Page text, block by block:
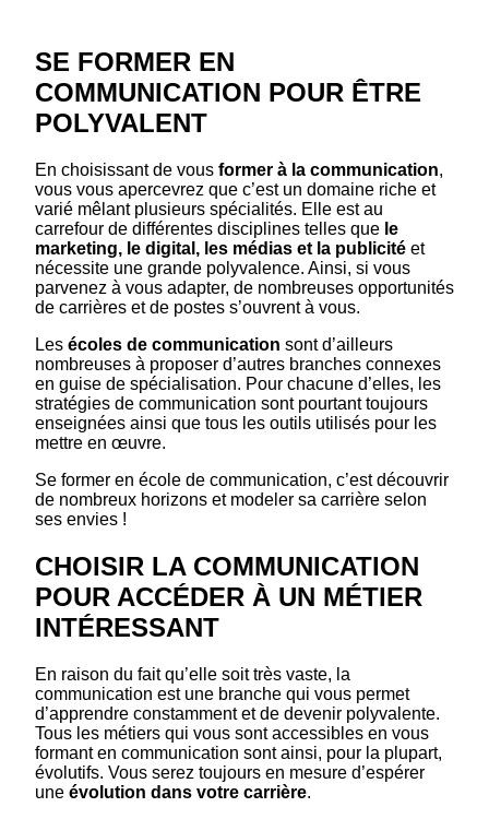
SE FORMER EN
COMMUNICATION POUR ÊTRE
POLYVALENT
En choisissant de vous former à la communication,
vous vous apercevrez que c’est un domaine riche et
varié mêlant plusieurs spécialités. Elle est au
carrefour de différentes disciplines telles que le
marketing, le digital, les médias et la publicité et
nécessite une grande polyvalence. Ainsi, si vous
parvenez à vous adapter, de nombreuses opportunités
de carrières et de postes s’ouvrent à vous.
Les écoles de communication sont d’ailleurs
nombreuses à proposer d’autres branches connexes
en guise de spécialisation. Pour chacune d’elles, les
stratégies de communication sont pourtant toujours
enseignées ainsi que tous les outils utilisés pour les
mettre en œuvre.
Se former en école de communication, c’est découvrir
de nombreux horizons et modeler sa carrière selon
ses envies !
CHOISIR LA COMMUNICATION
POUR ACCÉDER À UN MÉTIER
INTÉRESSANT
En raison du fait qu’elle soit très vaste, la
communication est une branche qui vous permet
d’apprendre constamment et de devenir polyvalente.
Tous les métiers qui vous sont accessibles en vous
formant en communication sont ainsi, pour la plupart,
évolutifs. Vous serez toujours en mesure d’espérer
une évolution dans votre carrière.